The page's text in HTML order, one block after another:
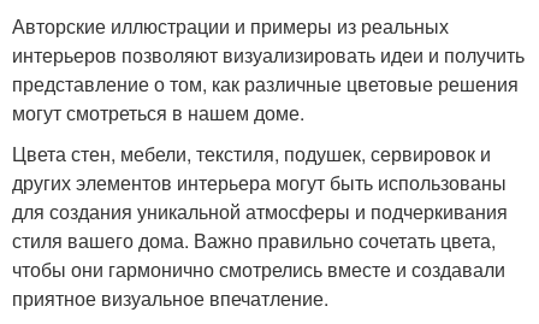
Авторские иллюстрации и примеры из реальных
интерьеров позволяют визуализировать идеи и получить
представление о том, как различные цветовые решения
могут смотреться в нашем доме.
Цвета стен, мебели, текстиля, подушек, сервировок и
других элементов интерьера могут быть использованы
для создания уникальной атмосферы и подчеркивания
стиля вашего дома. Важно правильно сочетать цвета,
чтобы они гармонично смотрелись вместе и создавали
приятное визуальное впечатление.